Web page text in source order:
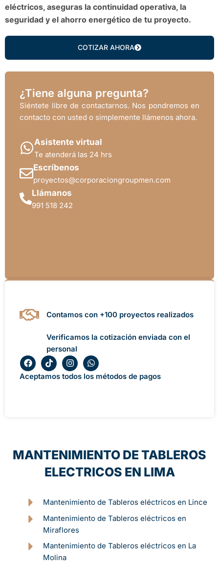
eléctricos, aseguras la continuidad operativa, la
seguridad y el ahorro energético de tu proyecto.
COTIZAR AHORA
¿Tiene alguna pregunta?
Siéntete libre de contactarnos. Nos pondremos en
contacto con usted o simplemente llámenos ahora.
Asistente virtual
Te atenderá las 24 hrs
Escríbenos
proyectos@corporaciongroupmen.com
Llámanos
991 518 242
Contamos con +100 proyectos realizados
Verificamos la cotización enviada con el
personal
F
a
c
T
i
k
I
n
s
W
h
a
Aceptamos todos los métodos de pagos
MANTENIMIENTO DE TABLEROS
ELECTRICOS EN LIMA
Mantenimiento de Tableros eléctricos en Lince
Mantenimiento de Tableros eléctricos en
Miraflores
Mantenimiento de Tableros eléctricos en La
Molina